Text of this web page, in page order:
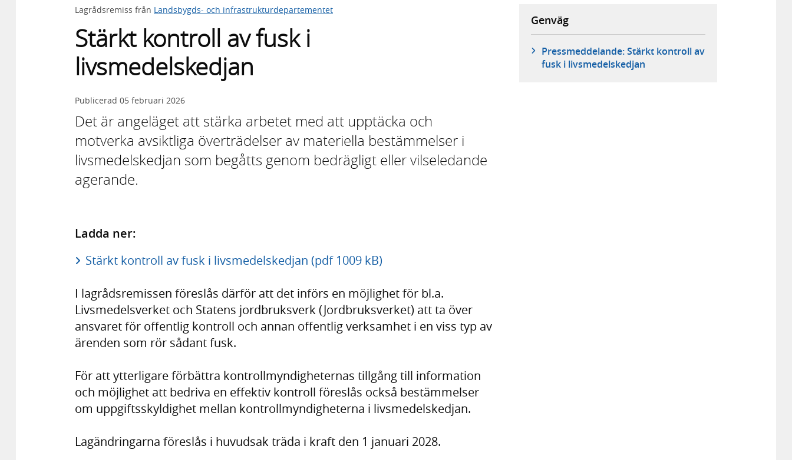
Lagrådsremiss från Landsbygds- och infrastrukturdepartementet
Stärkt kontroll av fusk i
livsmedelskedjan
Publicerad 05 februari 2026
Det är angeläget att stärka arbetet med att upptäcka och
motverka avsiktliga överträdelser av materiella bestämmelser i
livsmedelskedjan som begåtts genom bedrägligt eller vilseledande
agerande.
Ladda ner:
Stärkt kontroll av fusk i livsmedelskedjan (pdf 1009 kB)
I lagrådsremissen föreslås därför att det införs en möjlighet för bl.a.
Livsmedelsverket och Statens jordbruksverk (Jordbruksverket) att ta över
ansvaret för offentlig kontroll och annan offentlig verksamhet i en viss typ av
ärenden som rör sådant fusk.
För att ytterligare förbättra kontrollmyndigheternas tillgång till information
och möjlighet att bedriva en effektiv kontroll föreslås också bestämmelser
om uppgiftsskyldighet mellan kontrollmyndigheterna i livsmedelskedjan.
Lagändringarna föreslås i huvudsak träda i kraft den 1 januari 2028.
Genväg
Pressmeddelande: Stärkt kontroll av
fusk i livsmedelskedjan